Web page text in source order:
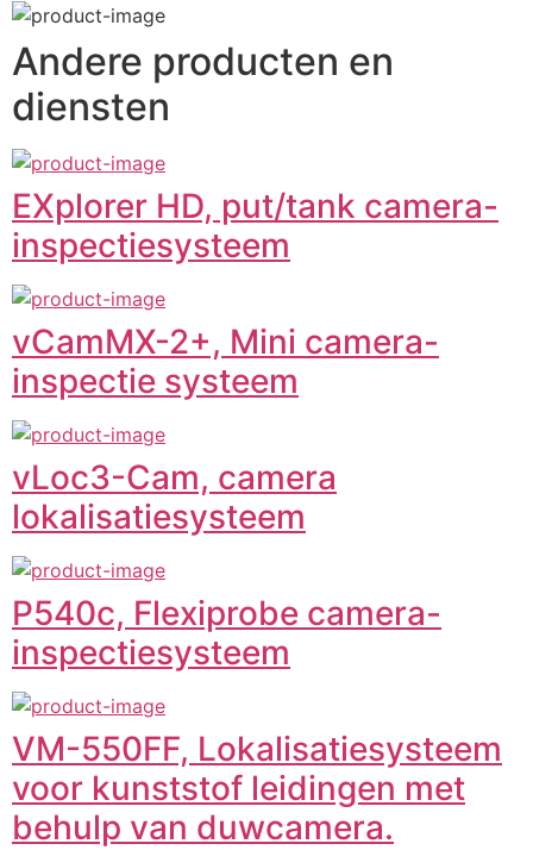
Andere producten en
diensten
EXplorer HD, put/tank camera-
inspectiesysteem
vCamMX-2+, Mini camera-
inspectie systeem
vLoc3-Cam, camera
lokalisatiesysteem
P540c, Flexiprobe camera-
inspectiesysteem
VM-550FF, Lokalisatiesysteem
voor kunststof leidingen met
behulp van duwcamera.